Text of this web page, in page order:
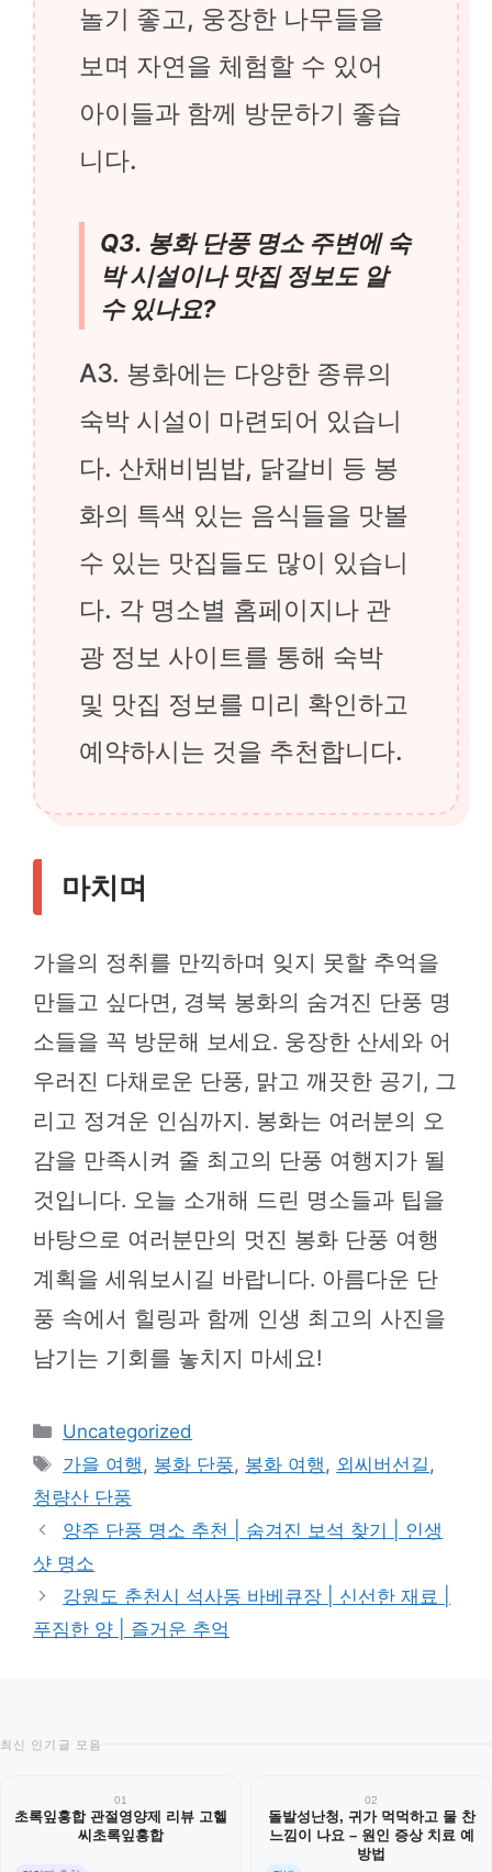
놀기 좋고, 웅장한 나무들을
보며 자연을 체험할 수 있어
아이들과 함께 방문하기 좋습
니다.
Q3. 봉화 단풍 명소 주변에 숙
박 시설이나 맛집 정보도 알
수 있나요?
A3. 봉화에는 다양한 종류의
숙박 시설이 마련되어 있습니
다. 산채비빔밥, 닭갈비 등 봉
화의 특색 있는 음식들을 맛볼
수 있는 맛집들도 많이 있습니
다. 각 명소별 홈페이지나 관
광 정보 사이트를 통해 숙박
및 맛집 정보를 미리 확인하고
예약하시는 것을 추천합니다.
마치며
가을의 정취를 만끽하며 잊지 못할 추억을
만들고 싶다면, 경북 봉화의 숨겨진 단풍 명
소들을 꼭 방문해 보세요. 웅장한 산세와 어
우러진 다채로운 단풍, 맑고 깨끗한 공기, 그
리고 정겨운 인심까지. 봉화는 여러분의 오
감을 만족시켜 줄 최고의 단풍 여행지가 될
것입니다. 오늘 소개해 드린 명소들과 팁을
바탕으로 여러분만의 멋진 봉화 단풍 여행
계획을 세워보시길 바랍니다. 아름다운 단
풍 속에서 힐링과 함께 인생 최고의 사진을
남기는 기회를 놓치지 마세요!
카
테
고
리
Uncategorized
태
그
가을 여행 , 봉화 단풍, 봉화 여행 , 외씨버선길 ,
청량산 단풍
양주 단풍 명소 추천 | 숨겨진 보석 찾기 | 인생
샷 명소
강원도 춘천시 석사동 바베큐장 | 신선한 재료 |
푸짐한 양 | 즐거운 추억
최신 인기글 모음
01
초록잎홍합 관절영양제 리뷰 고헬
씨초록잎홍합
02
돌발성난청, 귀가 먹먹하고 물 찬
느낌이 나요 – 원인 증상 치료 예
방법